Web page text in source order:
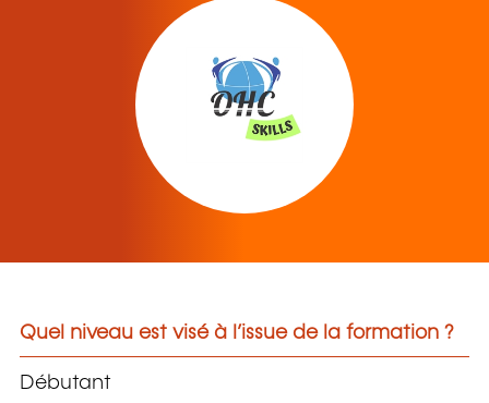
Quel niveau est visé à l’issue de la formation ?
Débutant